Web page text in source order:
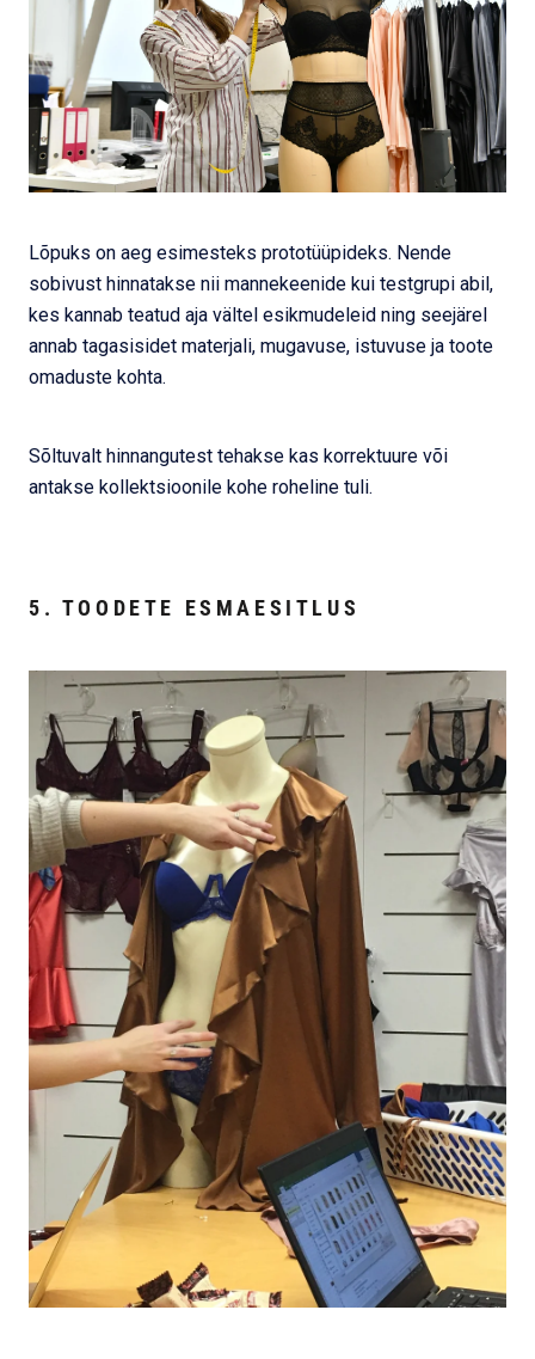
Lõpuks on aeg esimesteks prototüüpideks. Nende
sobivust hinnatakse nii mannekeenide kui testgrupi abil,
kes kannab teatud aja vältel esikmudeleid ning seejärel
annab tagasisidet materjali, mugavuse, istuvuse ja toote
omaduste kohta.
Sõltuvalt hinnangutest tehakse kas korrektuure või
antakse kollektsioonile kohe roheline tuli.
5. TOODETE ESMAESITLUS